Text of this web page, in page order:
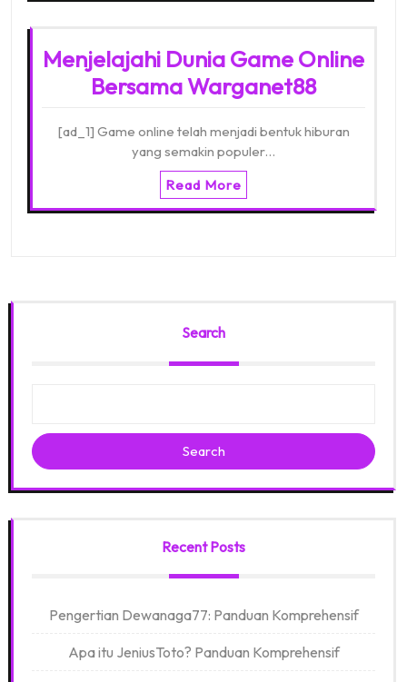
Menjelajahi Dunia Game Online
Bersama Warganet88
[ad_1] Game online telah menjadi bentuk hiburan
yang semakin populer…
Read More
Search
Search
Recent Posts
Pengertian Dewanaga77: Panduan Komprehensif
Apa itu JeniusToto? Panduan Komprehensif